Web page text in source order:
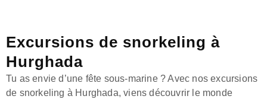
Excursions de snorkeling à
Hurghada
Tu as envie d’une fête sous-marine ? Avec nos excursions
de snorkeling à Hurghada, viens découvrir le monde